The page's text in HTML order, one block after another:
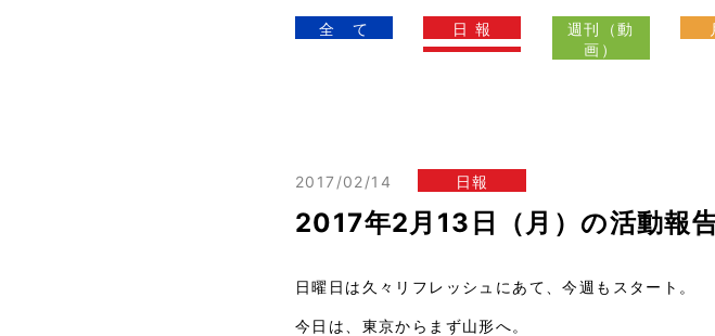
全 て 日 報
週刊（動
画）
2017/02/14 日報
2017年2月13日（月）の活動報
日曜日は久々リフレッシュにあて、今週もスタート。
今日は、東京からまず山形へ。